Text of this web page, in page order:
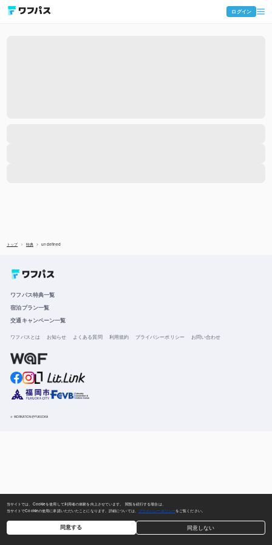
当サイトでは、Cookieを使用して利用者の体験を向上させています。 閲覧を続行する場合は、
当サイトでCookieの使用に承諾いただいたことになります。詳細については、 プライバシーポリシーをご覧ください。
同意する 同意しない
ログイン
トップ 特典 undefined
ワフパス特典一覧
宿泊プラン一覧
交通キャンペーン一覧
ワフパスとは お知らせ よくある質問 利用規約 プライバシーポリシー お問い合わせ
© WORKATION@FUKUOKA
無料会員登録・ログイン